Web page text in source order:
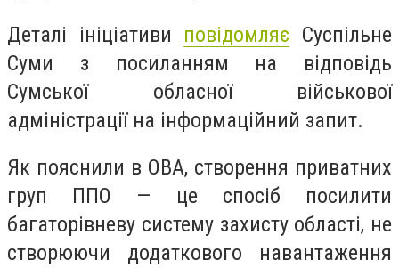
Деталі ініціативи повідомляє Суспільне
Суми з посиланням на відповідь
Сумської обласної військової
адміністрації на інформаційний запит.
Як пояснили в ОВА, створення приватних
груп ППО — це спосіб посилити
багаторівневу систему захисту області, не
створюючи додаткового навантаження